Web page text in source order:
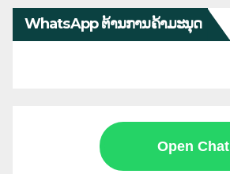
WhatsApp ຕ້ານການຄ້າມະນຸດ
Open Chat